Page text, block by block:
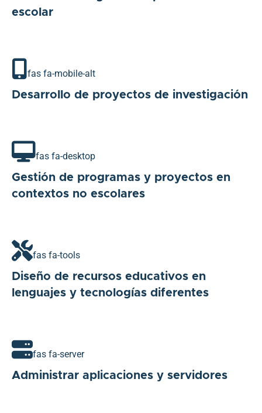
escolar
fas fa-mobile-alt
Desarrollo de proyectos de investigación
fas fa-desktop
Gestión de programas y proyectos en
contextos no escolares
fas fa-tools
Diseño de recursos educativos en
lenguajes y tecnologías diferentes
fas fa-server
Administrar aplicaciones y servidores